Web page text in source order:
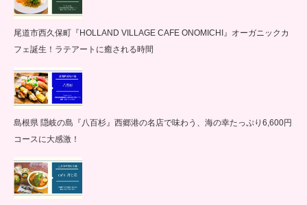
尾道市西久保町『HOLLAND VILLAGE CAFE ONOMICHI』オーガニックカ
フェ誕生！ラテアートに癒される時間
島根県 隠岐の島『八百杉』西郷港の名店で味わう、海の幸たっぷり6,600円
コースに大感激！